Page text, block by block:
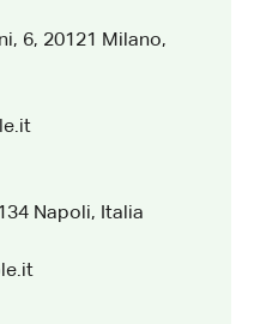
6, 20121 Milano,
Napoli, Italia